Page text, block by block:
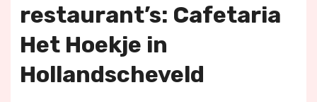
restaurant’s: Cafetaria
Het Hoekje in
Hollandscheveld